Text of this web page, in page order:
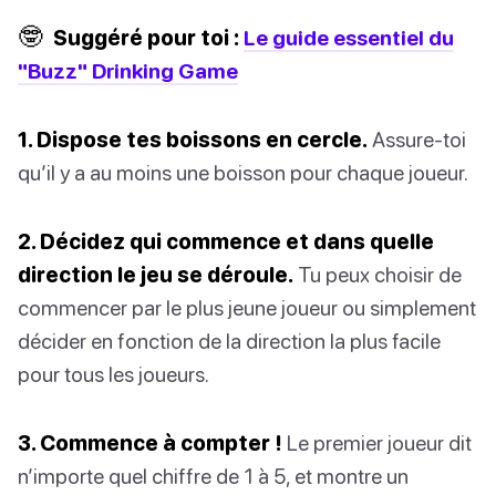
🤓 Suggéré pour toi : Le guide essentiel du
"Buzz" Drinking Game
1. Dispose tes boissons en cercle. Assure-toi
qu’il y a au moins une boisson pour chaque joueur.
2. Décidez qui commence et dans quelle
direction le jeu se déroule. Tu peux choisir de
commencer par le plus jeune joueur ou simplement
décider en fonction de la direction la plus facile
pour tous les joueurs.
3. Commence à compter ! Le premier joueur dit
n’importe quel chiffre de 1 à 5, et montre un